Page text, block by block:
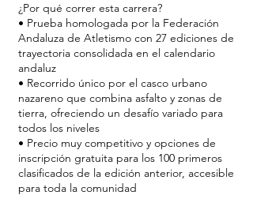
¿Por qué correr esta carrera?
• Prueba homologada por la Federación
Andaluza de Atletismo con 27 ediciones de
trayectoria consolidada en el calendario
andaluz
• Recorrido único por el casco urbano
nazareno que combina asfalto y zonas de
tierra, ofreciendo un desafío variado para
todos los niveles
• Precio muy competitivo y opciones de
inscripción gratuita para los 100 primeros
clasificados de la edición anterior, accesible
para toda la comunidad